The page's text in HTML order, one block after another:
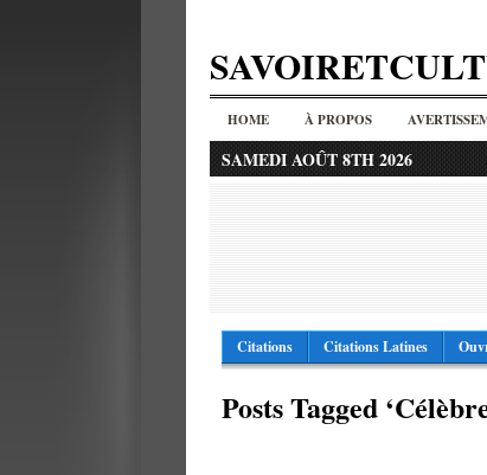
HOME À PROPOS
SAMEDI AOÛT 8TH 2026
Citations Citations Latines
Posts Tagged